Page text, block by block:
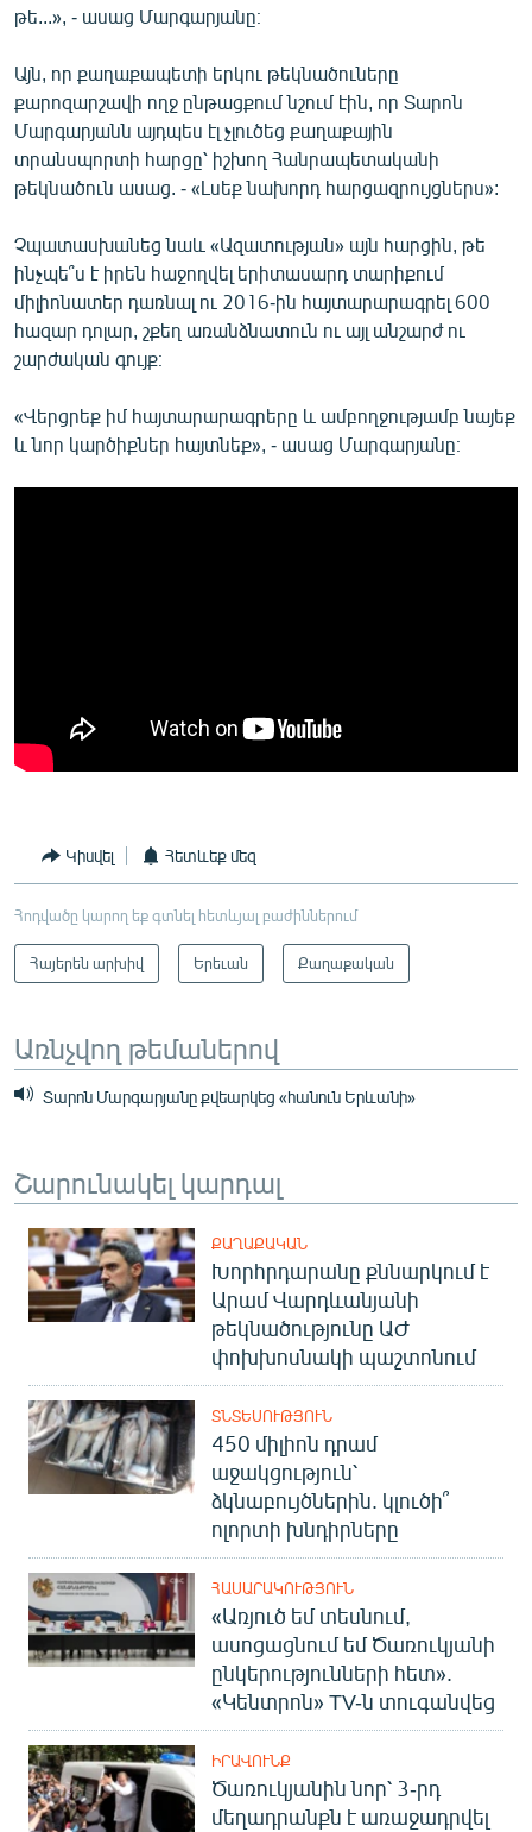
թե...», - ասաց Մարգարյանը։
Այն, որ քաղաքապետի երկու թեկնածուները
քարոզարշավի ողջ ընթացքում նշում էին, որ Տարոն
Մարգարյանն այդպես էլ չլուծեց քաղաքային
տրանսպորտի հարցը՝ իշխող Հանրապետականի
թեկնածուն ասաց. - «Լսեք նախորդ հարցազրույցներս»:
Չպատասխանեց նաև «Ազատության» այն հարցին, թե
ինչպե՞ս է իրեն հաջողվել երիտասարդ տարիքում
միլիոնատեր դառնալ ու 2016-ին հայտարարագրել 600
հազար դոլար, շքեղ առանձնատուն ու այլ անշարժ ու
շարժական գույք։
«Վերցրեք իմ հայտարարագրերը և ամբողջությամբ նայեք
և նոր կարծիքներ հայտնեք», - ասաց Մարգարյանը։
Կիսվել Հետևեք մեզ
Հոդվածը կարող եք գտնել հետևյալ բաժիններում
Հայերեն արխիվ Երեւան Քաղաքական
Առնչվող թեմաներով
Տարոն Մարգարյանը քվեարկեց «հանուն Երևանի»
Շարունակել կարդալ
ՔԱՂԱՔԱԿԱՆ
Խորհրդարանը քննարկում է
Արամ Վարդևանյանի
թեկնածությունը ԱԺ
փոխխոսնակի պաշտոնում
ՏՆՏԵՍՈՒԹՅՈՒՆ
450 միլիոն դրամ
աջակցություն՝
ձկնաբույծներին. կլուծի՞
ոլորտի խնդիրները
ՀԱՍԱՐԱԿՈՒԹՅՈՒՆ
«Առյուծ եմ տեսնում,
ասոցացնում եմ Ծառուկյանի
ընկերությունների հետ».
«Կենտրոն» TV-ն տուգանվեց
ԻՐԱՎՈՒՆՔ
Ծառուկյանին նոր՝ 3-րդ
մեղադրանքն է առաջադրվել